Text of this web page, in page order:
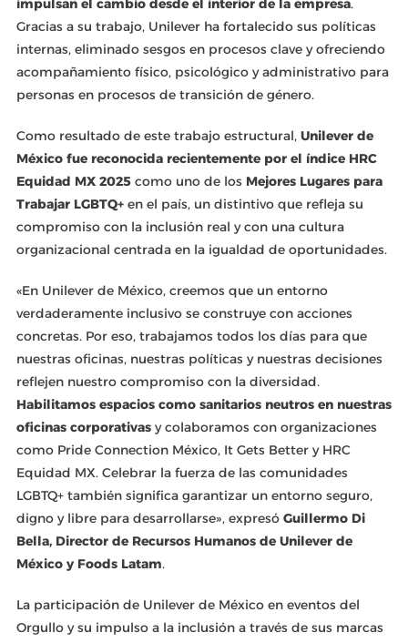
impulsan el cambio desde el interior de la empresa.
Gracias a su trabajo, Unilever ha fortalecido sus políticas
internas, eliminado sesgos en procesos clave y ofreciendo
acompañamiento físico, psicológico y administrativo para
personas en procesos de transición de género.
Como resultado de este trabajo estructural, Unilever de
México fue reconocida recientemente por el índice HRC
Equidad MX 2025 como uno de los Mejores Lugares para
Trabajar LGBTQ+en el país, un distintivo que refleja su
compromiso con la inclusión real y con una cultura
organizacional centrada en la igualdad de oportunidades.
«En Unilever de México, creemos que un entorno
verdaderamente inclusivo se construye con acciones
concretas. Por eso, trabajamos todos los días para que
nuestras oficinas, nuestras políticas y nuestras decisiones
reflejen nuestro compromiso con la diversidad.
Habilitamos espacios como sanitarios neutros en nuestras
oficinas corporativas y colaboramos con organizaciones
como Pride Connection México, It Gets Better y HRC
Equidad MX. Celebrar la fuerza de las comunidades
LGBTQ+ también significa garantizar un entorno seguro,
digno y libre para desarrollarse», expresó Guillermo Di
Bella, Director de Recursos Humanos de Unilever de
México y Foods Latam.
La participación de Unilever de México en eventos del
Orgullo y su impulso a la inclusión a través de sus marcas